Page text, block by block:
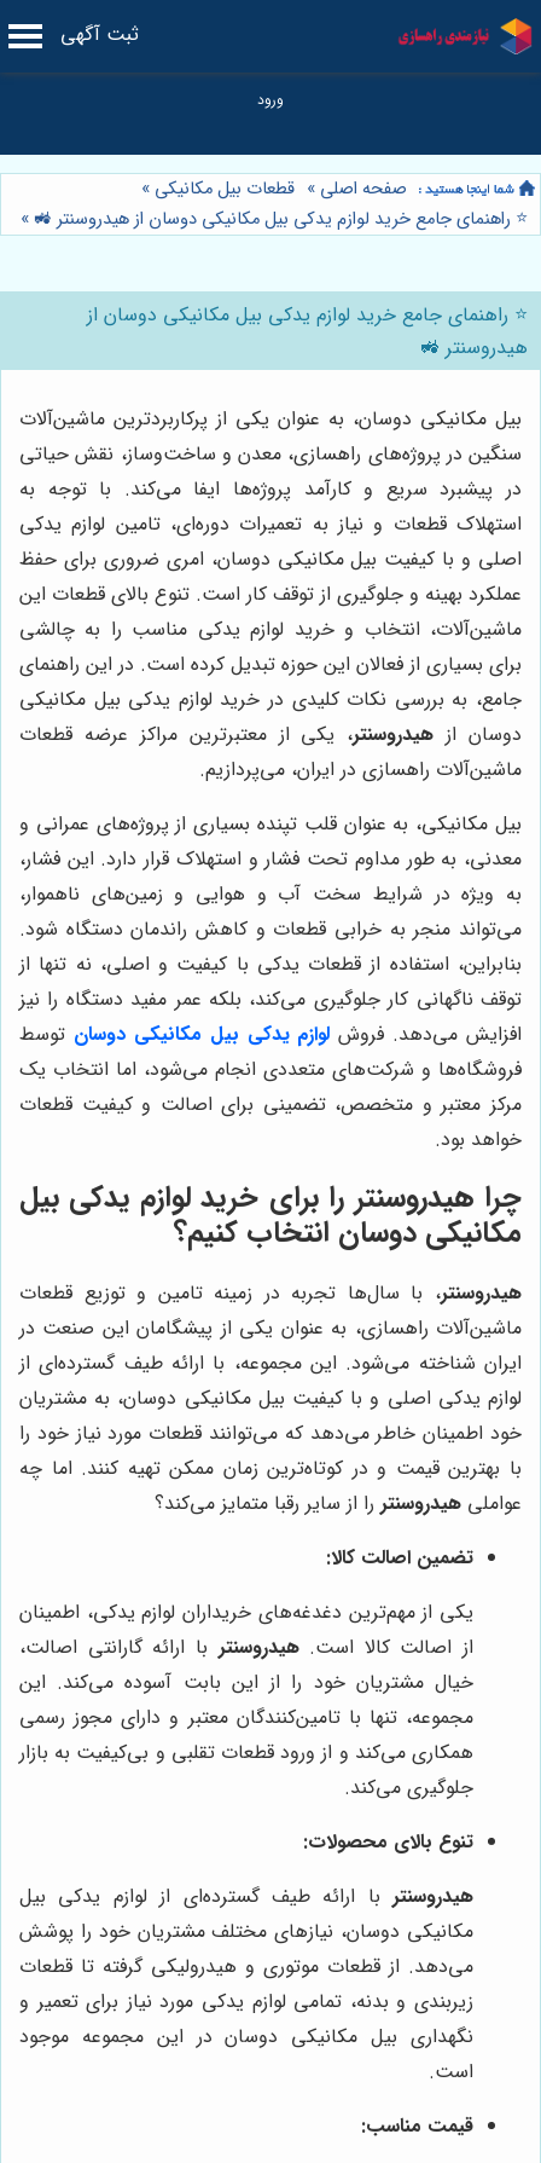
ثبت آگهی
صفحه اصلی » قطعات بیل مکانیکی »
⭐️ راهنمای جامع خرید لوازم یدکی بیل مکانیکی دوسان از هیدروسنتر 🚜 »
⭐️ راهنمای جامع خرید لوازم یدکی بیل مکانیکی دوسان از
هیدروسنتر 🚜
بیل مکانیکی دوسان، به عنوان یکی از پرکاربردترین ماشین‌آلات
سنگین در پروژه‌های راهسازی، معدن و ساخت‌وساز، نقش حیاتی
در پیشبرد سریع و کارآمد پروژه‌ها ایفا می‌کند. با توجه به
استهلاک قطعات و نیاز به تعمیرات دوره‌ای، تامین لوازم یدکی
اصلی و با کیفیت بیل مکانیکی دوسان، امری ضروری برای حفظ
عملکرد بهینه و جلوگیری از توقف کار است. تنوع بالای قطعات این
ماشین‌آلات، انتخاب و خرید لوازم یدکی مناسب را به چالشی
برای بسیاری از فعالان این حوزه تبدیل کرده است. در این راهنمای
جامع، به بررسی نکات کلیدی در خرید لوازم یدکی بیل مکانیکی
دوسان از هیدروسنتر، یکی از معتبرترین مراکز عرضه قطعات
ماشین‌آلات راهسازی در ایران، می‌پردازیم.
بیل مکانیکی، به عنوان قلب تپنده بسیاری از پروژه‌های عمرانی و
معدنی، به طور مداوم تحت فشار و استهلاک قرار دارد. این فشار،
به ویژه در شرایط سخت آب و هوایی و زمین‌های ناهموار،
می‌تواند منجر به خرابی قطعات و کاهش راندمان دستگاه شود.
بنابراین، استفاده از قطعات یدکی با کیفیت و اصلی، نه تنها از
توقف ناگهانی کار جلوگیری می‌کند، بلکه عمر مفید دستگاه را نیز
افزایش می‌دهد. فروش لوازم یدکی بیل مکانیکی دوسان توسط
فروشگاه‌ها و شرکت‌های متعددی انجام می‌شود، اما انتخاب یک
مرکز معتبر و متخصص، تضمینی برای اصالت و کیفیت قطعات
خواهد بود.
چرا هیدروسنتر را برای خرید لوازم یدکی بیل
مکانیکی دوسان انتخاب کنیم؟
هیدروسنتر، با سال‌ها تجربه در زمینه تامین و توزیع قطعات
ماشین‌آلات راهسازی، به عنوان یکی از پیشگامان این صنعت در
ایران شناخته می‌شود. این مجموعه، با ارائه طیف گسترده‌ای از
لوازم یدکی اصلی و با کیفیت بیل مکانیکی دوسان، به مشتریان
خود اطمینان خاطر می‌دهد که می‌توانند قطعات مورد نیاز خود را
با بهترین قیمت و در کوتاه‌ترین زمان ممکن تهیه کنند. اما چه
عواملی هیدروسنتر را از سایر رقبا متمایز می‌کند؟
تضمین اصالت کالا:
یکی از مهم‌ترین دغدغه‌های خریداران لوازم یدکی، اطمینان
از اصالت کالا است.هیدروسنتر با ارائه گارانتی اصالت،
خیال مشتریان خود را از این بابت آسوده می‌کند. این
مجموعه، تنها با تامین‌کنندگان معتبر و دارای مجوز رسمی
همکاری می‌کند و از ورود قطعات تقلبی و بی‌کیفیت به بازار
جلوگیری می‌کند.
تنوع بالای محصولات:
هیدروسنتر با ارائه طیف گسترده‌ای از لوازم یدکی بیل
مکانیکی دوسان، نیازهای مختلف مشتریان خود را پوشش
می‌دهد. از قطعات موتوری و هیدرولیکی گرفته تا قطعات
زیربندی و بدنه، تمامی لوازم یدکی مورد نیاز برای تعمیر و
نگهداری بیل مکانیکی دوسان در این مجموعه موجود
است.
قیمت مناسب: